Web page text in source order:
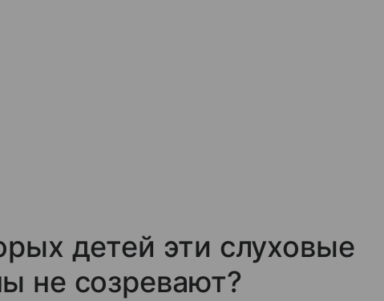
детей эти слуховые
не созревают?